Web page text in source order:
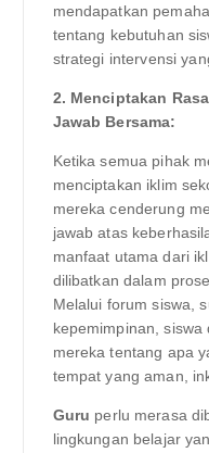
mendapatkan
tentang kebutuhan
strategi intervensi
2. Menciptakan
Jawab Bersama:
Ketika semua pihak
menciptakan iklim
mereka cenderung
jawab atas
manfaat utama dari
dilibatkan dalam
Melalui forum siswa,
kepemimpinan,
mereka tentang apa
tempat yang aman,
Guru perlu merasa
lingkungan belajar